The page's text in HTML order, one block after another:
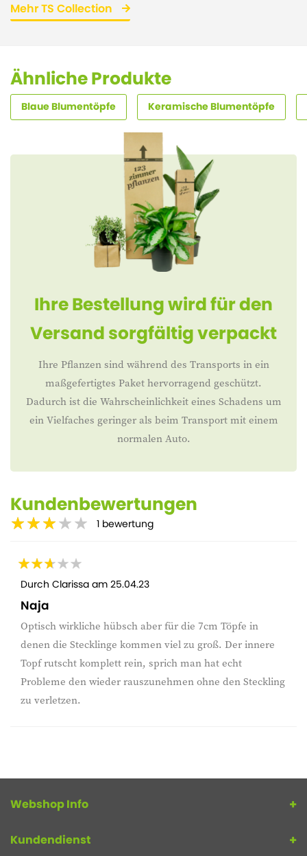
Mehr TS Collection
Ähnliche Produkte
Blaue Blumentöpfe Keramische Blumentöpfe
Ihre Bestellung wird für den
Versand sorgfältig verpackt
Ihre Pflanzen sind während des Transports in ein
maßgefertigtes Paket hervorragend geschützt.
Dadurch ist die Wahrscheinlichkeit eines Schadens um
ein Vielfaches geringer als beim Transport mit einem
normalen Auto.
Kundenbewertungen
1 bewertung
Durch Clarissa am 25.04.23
Naja
Optisch wirkliche hübsch aber für die 7cm Töpfe in
denen die Stecklinge kommen viel zu groß. Der innere
Topf rutscht komplett rein, sprich man hat echt
Probleme den wieder rauszunehmen ohne den Steckling
zu verletzen.
Webshop Info
Kundendienst